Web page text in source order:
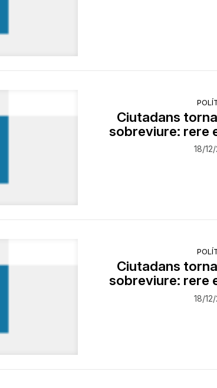
Ciutadans
sobreviure: rere
18/
Ciutadans
sobreviure: rere
18/